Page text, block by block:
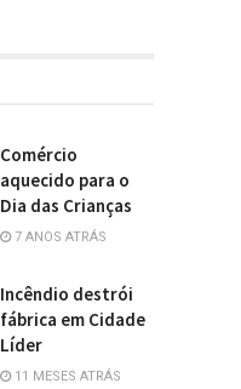
Comércio
aquecido para o
Dia das Crianças
7 ANOS ATRÁS
Incêndio destrói
fábrica em Cidade
Líder
11 MESES ATRÁS